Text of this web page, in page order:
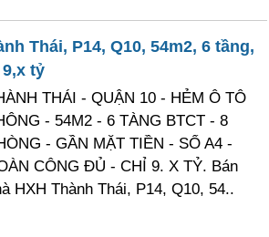
Thái, P14, Q10, 54m2, 6 tầng,
tỷ
THÁI - QUẬN 10 - HẺM Ô TÔ
- 54M2 - 6 TÀNG BTCT - 8
- GẦN MẶT TIỀN - SỔ A4 -
CÔNG ĐỦ - CHỈ 9. X TỶ. Bán
HXH Thành Thái, P14, Q10, 54..